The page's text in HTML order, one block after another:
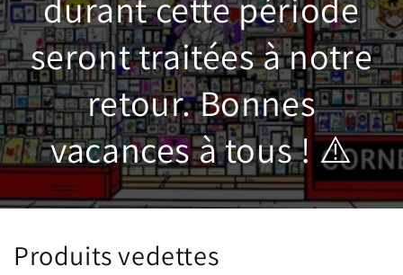
seront traitées à notre
retour. Bonnes
vacances à tous ! ⚠️
Produits vedettes